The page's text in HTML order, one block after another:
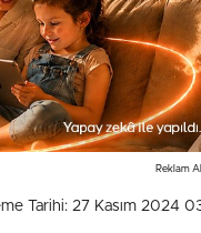
Reklam
Tarihi: 27 Kasım 2024